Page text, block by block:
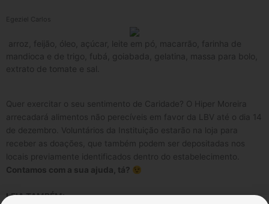
Egeziel Carlos
arroz, feijão, óleo, açúcar, leite em pó, macarrão, farinha de
mandioca e de trigo, fubá, goiabada, gelatina, massa para bolo,
extrato de tomate e sal.
Quer exercitar o seu sentimento de Caridade? O Hiper Moreira
arrecadará alimentos não perecíveis em favor da LBV até o dia 14
de dezembro. Voluntários da Instituição estarão na loja para
receber as doações, que também podem ser depositadas nos
locais previamente identificados dentro do estabelecimento.
Contamos com a sua ajuda, tá?
LEIA TAMBÉM: